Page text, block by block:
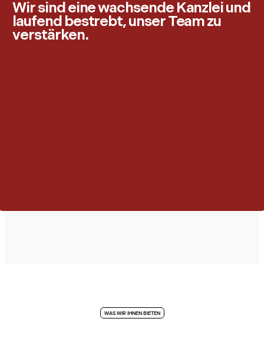
Wir sind eine wachsende Kanzlei und
laufend bestrebt, unser Team zu
verstärken.
WAS WIR IHNEN BIETEN